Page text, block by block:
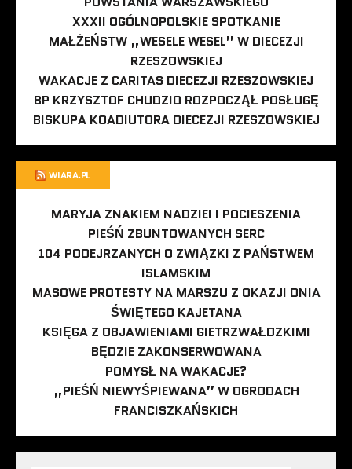
XXXII OGÓLNOPOLSKIE SPOTKANIE
MAŁŻEŃSTW „WESELE WESEL” W DIECEZJI
RZESZOWSKIEJ
WAKACJE Z CARITAS DIECEZJI RZESZOWSKIEJ
BP KRZYSZTOF CHUDZIO ROZPOCZĄŁ POSŁUGĘ
BISKUPA KOADIUTORA DIECEZJI RZESZOWSKIEJ
WIARA.PL
MARYJA ZNAKIEM NADZIEI I POCIESZENIA
PIEŚŃ ZBUNTOWANYCH SERC
104 PODEJRZANYCH O ZWIĄZKI Z PAŃSTWEM
ISLAMSKIM
MASOWE PROTESTY NA MARSZU Z OKAZJI DNIA
ŚWIĘTEGO KAJETANA
KSIĘGA Z OBJAWIENIAMI GIETRZWAŁDZKIMI
BĘDZIE ZAKONSERWOWANA
POMYSŁ NA WAKACJE?
„PIEŚŃ NIEWYŚPIEWANA” W OGRODACH
FRANCISZKAŃSKICH